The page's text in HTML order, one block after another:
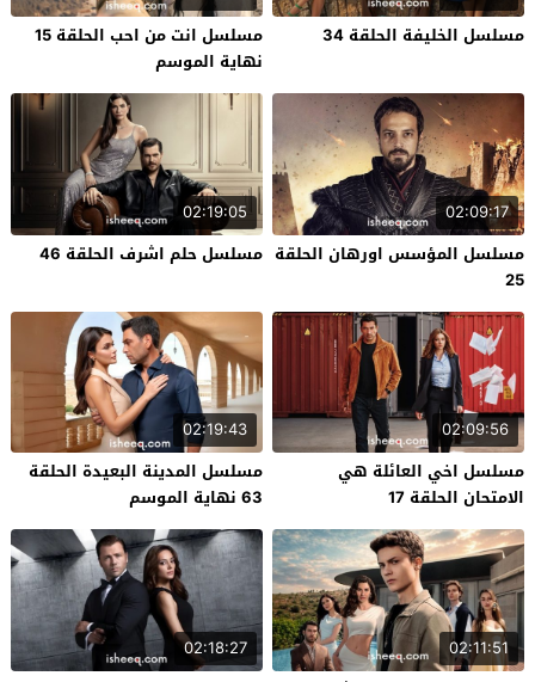
مسلسل الخليفة الحلقة 34
مسلسل انت من احب الحلقة 15
نهاية الموسم
02:09:17
مسلسل المؤسس اورهان الحلقة
25
02:19:05
مسلسل حلم اشرف الحلقة 46
02:09:56
مسلسل اخي العائلة هي
الامتحان الحلقة 17
02:19:43
مسلسل المدينة البعيدة الحلقة
63 نهاية الموسم
02:11:51
02:18:27